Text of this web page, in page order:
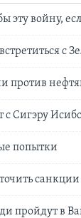
эту войну,
с
против
с Сигэру
попытки
пройдут в